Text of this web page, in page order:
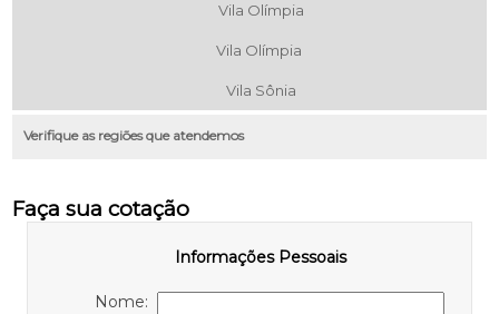
Vila Olímpia
Vila Olímpia
Vila Sônia
Verifique as regiões que atendemos
Faça sua cotação
Informações Pessoais
Nome: